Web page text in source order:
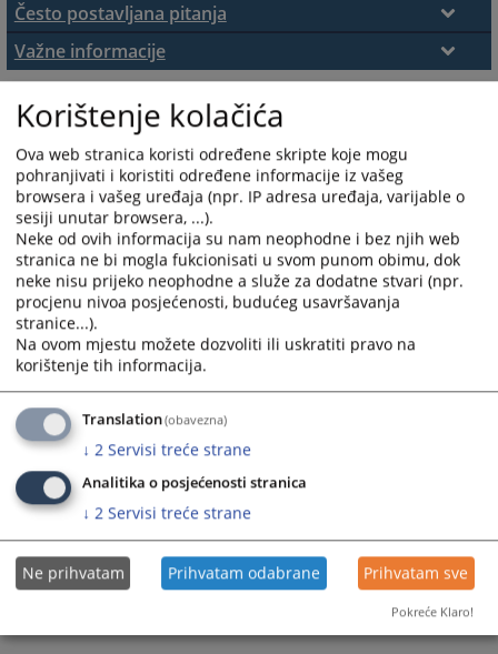
Često postavljana pitanja
Često postavljana pitanja
Važne informacije
Podnošenje pritužbi
Korištenje kolačića
Ova web stranica koristi određene skripte koje mogu
pohranjivati i koristiti određene informacije iz vašeg
browsera i vašeg uređaja (npr. IP adresa uređaja, varijable o
sesiji unutar browsera, ...).
Neke od ovih informacija su nam neophodne i bez njih web
stranica ne bi mogla fukcionisati u svom punom obimu, dok
neke nisu prijeko neophodne a služe za dodatne stvari (npr.
procjenu nivoa posjećenosti, budućeg usavršavanja
stranice...).
Na ovom mjestu možete dozvoliti ili uskratiti pravo na
korištenje tih informacija.
Translation(obavezna)
↓ 2 Servisi treće strane
Analitika o posjećenosti stranica
↓ 2 Servisi treće strane
Ne prihvatam Prihvatam odabrane Prihvatam sve
Pokreće Klaro!